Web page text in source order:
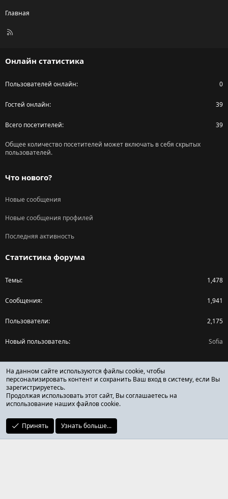
Главная
R
Онлайн статистика
Пользователей онлайн 0
Гостей онлайн 39
Всего посетителей 39
Общее количество посетителей может включать в себя скрытых
пользователей.
Что нового?
Новые сообщения
Новые сообщения профилей
Последняя активность
Статистика форума
Темы 1,478
Сообщения 1,941
Пользователи 2,175
Новый пользователь Sofia
Поделиться страницей
Facebook
X (Twitter)
Reddit
ОТЗЫВЫ ОНЛАЙН ФОРУМ
На данном сайте используются файлы cookie, чтобы
персонализировать контент и сохранить Ваш вход в систему, если Вы
зарегистрируетесь.
Продолжая использовать этот сайт, Вы соглашаетесь на
использование наших файлов cookie.
Принять Узнать больше...